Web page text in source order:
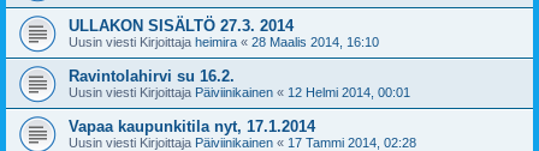
ULLAKON SISÄLTÖ 27.3. 2014
Uusin viesti Kirjoittaja heimira « 28 Maalis 2014, 16:10
Ravintolahirvi su 16.2.
Uusin viesti Kirjoittaja Päiviinikainen « 12 Helmi 2014, 00:01
Vapaa kaupunkitila nyt, 17.1.2014
Uusin viesti Kirjoittaja Päiviinikainen « 17 Tammi 2014, 02:28